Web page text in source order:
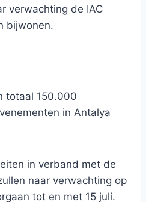
verwachting de IAC
bijwonen.
totaal 150.000
in Antalya
in verband met de
naar verwachting op
tot en met 15 juli.